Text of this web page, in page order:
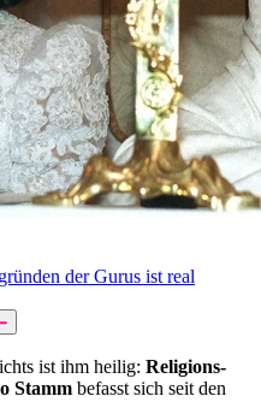
der Gurus ist real
ist ihm heilig: Religions-
Stamm befasst sich seit den